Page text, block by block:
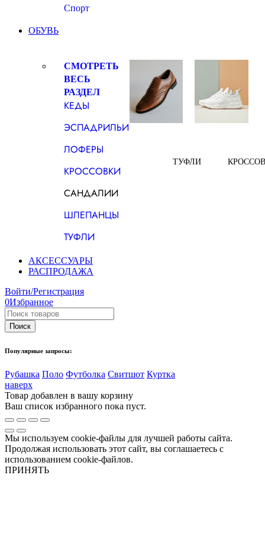
Спорт
ОБУВЬ
СМОТРЕТЬ
ВЕСЬ
РАЗДЕЛ
КЕДЫ
ЭСПАДРИЛЬИ
ЛОФЕРЫ
КРОССОВКИ
САНДАЛИИ
ШЛЕПАНЦЫ
ТУФЛИ
ТУФЛИ
АКСЕССУАРЫ
РАСПРОДАЖА
Войти/Регистрация
0Избранное
Популярные запросы:
Рубашка Поло Футболка Свитшот Куртка
наверх
Товар добавлен в вашу корзину
Ваш список избранного пока пуст.
Мы используем cookie-файлы для лучшей работы сайта.
Продолжая использовать этот сайт, вы соглашаетесь с
использованием cookie-файлов.
ПРИНЯТЬ